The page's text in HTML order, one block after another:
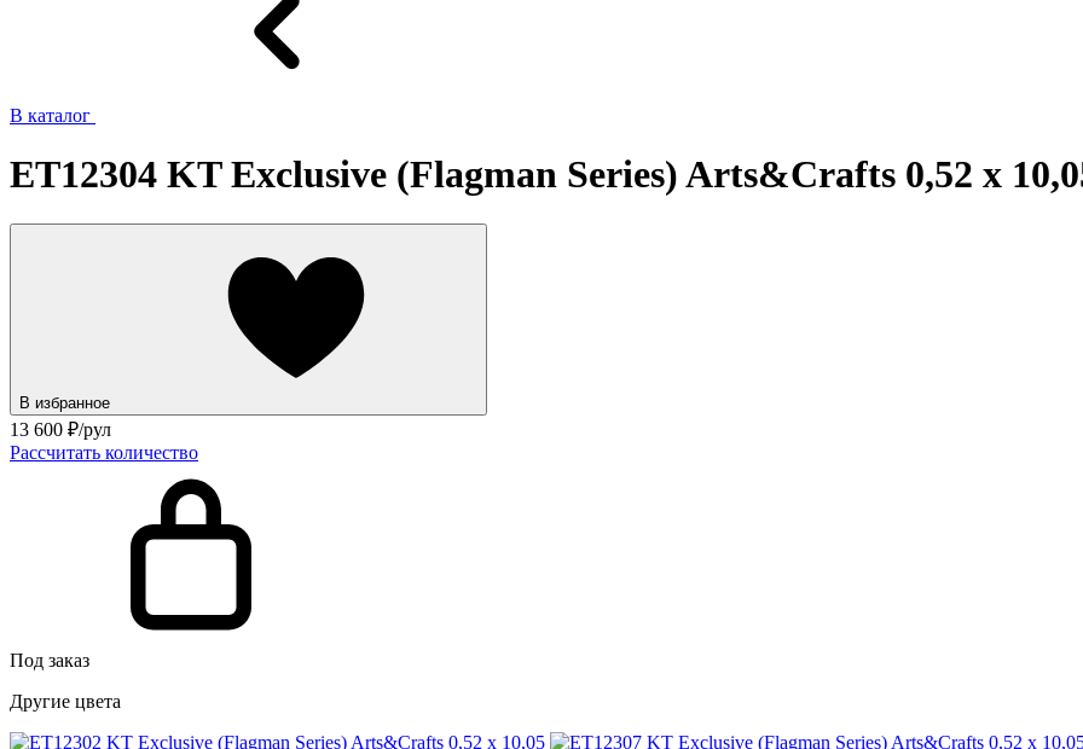
В каталог
ET12304 KT Exclusive (Flagman Series) Arts&Crafts 0,52 х
В избранное
13 600 ₽/рул
Рассчитать количество
Под заказ
Другие цвета